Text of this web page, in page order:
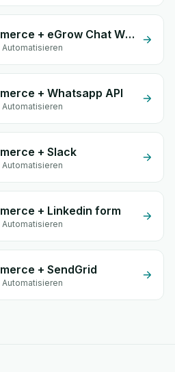
WooCommerce + eGrow Chat Widget
Automatisieren
+ Whatsapp API
Automatisieren
+ Slack
Automatisieren
+ Linkedin form
Automatisieren
+ SendGrid
Automatisieren